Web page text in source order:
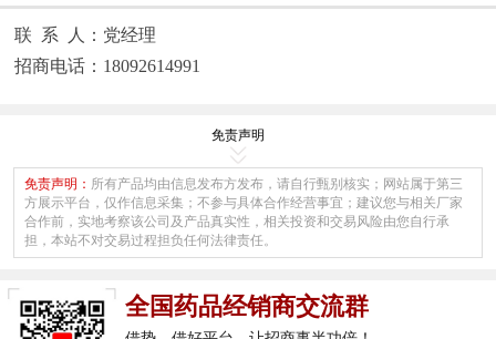
联 系 人：党经理
招商电话：18092614991
免责声明
免责声明： 所有产品均由信息发布方发布，请自行甄别核实；网站属于第三
方展示平台，仅作信息采集；不参与具体合作经营事宜；建议您与相关厂家
合作前，实地考察该公司及产品真实性，相关投资和交易风险由您自行承
担，本站不对交易过程担负任何法律责任。
全国药品经销商交流群